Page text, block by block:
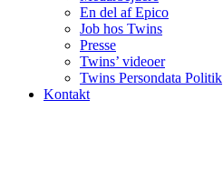
En del af Epico
Job hos Twins
Presse
Twins’ videoer
Twins Persondata Politik
Kontakt